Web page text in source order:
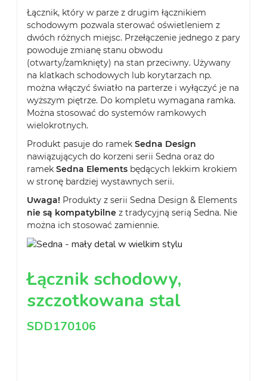
Łącznik, który w parze z drugim łącznikiem
schodowym pozwala sterować oświetleniem z
dwóch różnych miejsc. Przełączenie jednego z pary
powoduje zmianę stanu obwodu
(otwarty/zamknięty) na stan przeciwny. Używany
na klatkach schodowych lub korytarzach np.
można włączyć światło na parterze i wyłączyć je na
wyższym piętrze. Do kompletu wymagana ramka.
Można stosować do systemów ramkowych
wielokrotnych.
Produkt pasuje do ramek Sedna Design
nawiązujących do korzeni serii Sedna oraz do
ramek Sedna Elements będących lekkim krokiem
w stronę bardziej wystawnych serii.
Uwaga! Produkty z serii Sedna Design & Elements
nie są kompatybilne z tradycyjną serią Sedna. Nie
można ich stosować zamiennie.
Łącznik schodowy,
szczotkowana stal
SDD170106